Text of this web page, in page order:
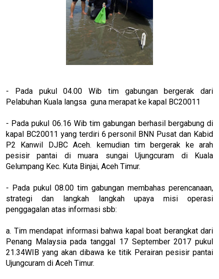
- Pada pukul 04.00 Wib tim gabungan bergerak dari
Pelabuhan Kuala langsa guna merapat ke kapal BC20011
- Pada pukul 06.16 Wib tim gabungan berhasil bergabung di
kapal BC20011 yang terdiri 6 personil BNN Pusat dan Kabid
P2 Kanwil DJBC Aceh. kemudian tim bergerak ke arah
pesisir pantai di muara sungai Ujungcuram di Kuala
Gelumpang Kec. Kuta Binjai, Aceh Timur.
- Pada pukul 08.00 tim gabungan membahas perencanaan,
strategi dan langkah langkah upaya misi operasi
penggagalan atas informasi sbb:
a. Tim mendapat informasi bahwa kapal boat berangkat dari
Penang Malaysia pada tanggal 17 September 2017 pukul
21.34WIB yang akan dibawa ke titik Perairan pesisir pantai
Ujungcuram di Aceh Timur.